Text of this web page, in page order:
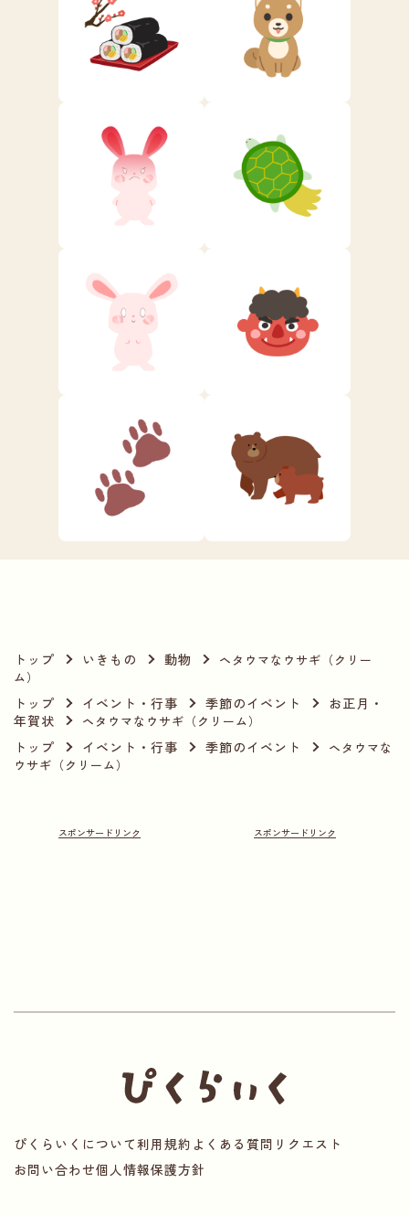
トップ いきもの 動物
ヘタウマなウサギ（クリー
ム）
トップ イベント・行事 季節のイベント
お正月・
年賀状
ヘタウマなウサギ（クリーム）
トップ イベント・行事 季節のイベント
ヘタウマな
ウサギ（クリーム）
ぴくらいくについて利用規約 よくある質問 リクエスト
お問い合わせ個人情報保護方針